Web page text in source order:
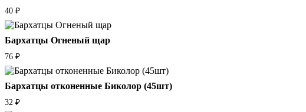
40 ₽
Бархатцы Огненый щар
76 ₽
Бархатцы отконенные Биколор (45шт)
32 ₽